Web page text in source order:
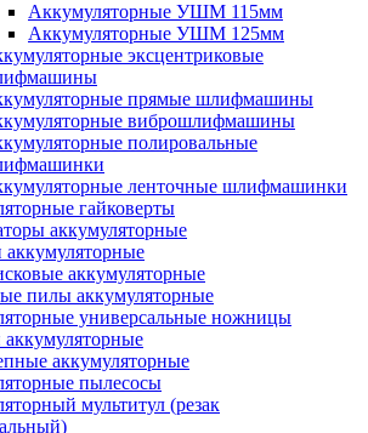
Аккумуляторные УШМ 115мм
Аккумуляторные УШМ 125мм
эксцентриковые
прямые шлифмашины
виброшлифмашины
полировальные
ленточные шлифмашинки
гайковерты
аккумуляторные
аккумуляторные
аккумуляторные
пилы аккумуляторные
универсальные ножницы
аккумуляторные
аккумуляторные
пылесосы
мультитул (резак